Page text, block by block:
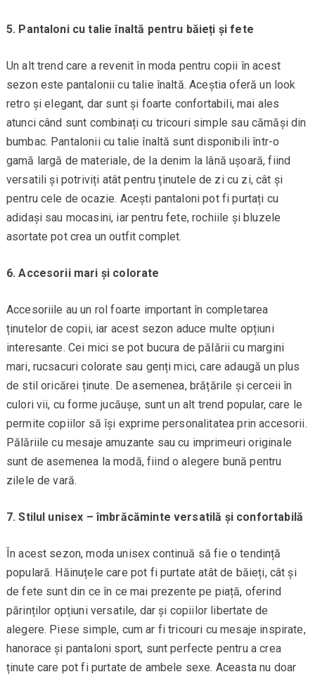
5. Pantaloni cu talie înaltă pentru băieți și fete
Un alt trend care a revenit în moda pentru copii în acest
sezon este pantalonii cu talie înaltă. Aceștia oferă un look
retro și elegant, dar sunt și foarte confortabili, mai ales
atunci când sunt combinați cu tricouri simple sau cămăși din
bumbac. Pantalonii cu talie înaltă sunt disponibili într-o
gamă largă de materiale, de la denim la lână ușoară, fiind
versatili și potriviți atât pentru ținutele de zi cu zi, cât și
pentru cele de ocazie. Acești pantaloni pot fi purtați cu
adidași sau mocasini, iar pentru fete, rochiile și bluzele
asortate pot crea un outfit complet.
6. Accesorii mari și colorate
Accesoriile au un rol foarte important în completarea
ținutelor de copii, iar acest sezon aduce multe opțiuni
interesante. Cei mici se pot bucura de pălării cu margini
mari, rucsacuri colorate sau genți mici, care adaugă un plus
de stil oricărei ținute. De asemenea, brățările și cerceii în
culori vii, cu forme jucăușe, sunt un alt trend popular, care le
permite copiilor să își exprime personalitatea prin accesorii.
Pălăriile cu mesaje amuzante sau cu imprimeuri originale
sunt de asemenea la modă, fiind o alegere bună pentru
zilele de vară.
7. Stilul unisex – îmbrăcăminte versatilă și confortabilă
În acest sezon, moda unisex continuă să fie o tendință
populară. Hăinuțele care pot fi purtate atât de băieți, cât și
de fete sunt din ce în ce mai prezente pe piață, oferind
părinților opțiuni versatile, dar și copiilor libertate de
alegere. Piese simple, cum ar fi tricouri cu mesaje inspirate,
hanorace și pantaloni sport, sunt perfecte pentru a crea
ținute care pot fi purtate de ambele sexe. Aceasta nu doar